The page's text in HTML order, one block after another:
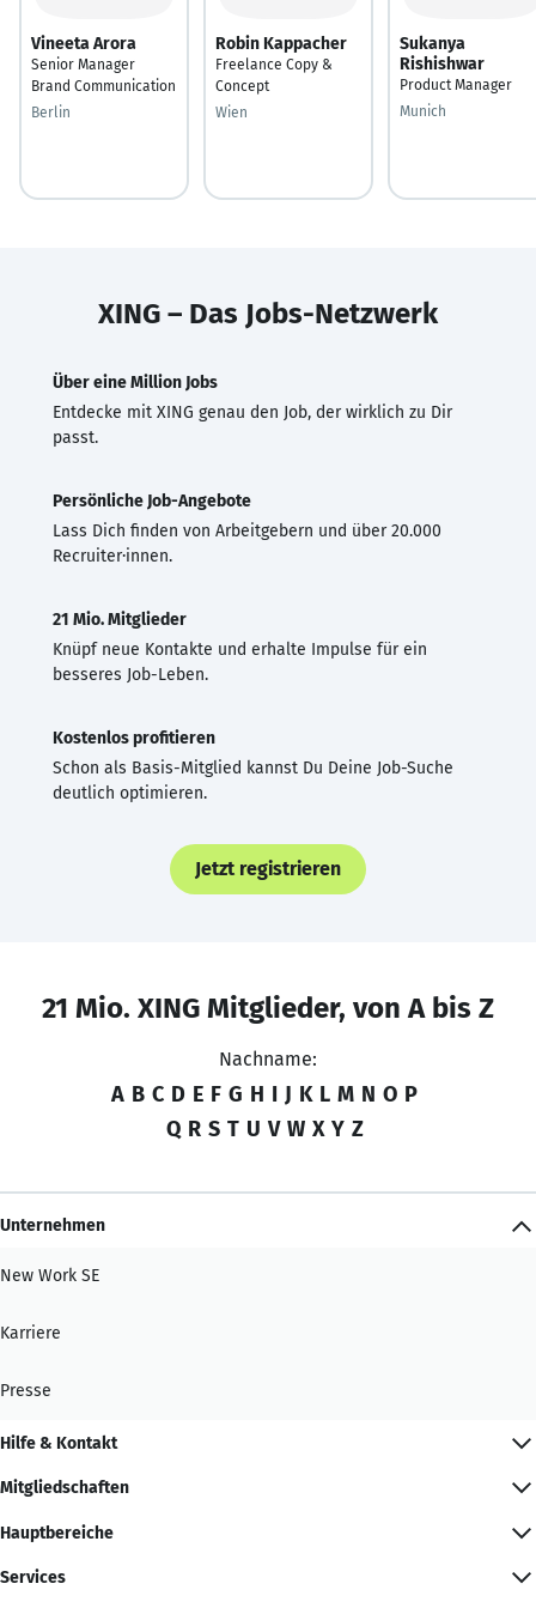
Vineeta Arora
Senior Manager
Brand Communication
Berlin
Robin Kappacher
Freelance Copy &
Concept
Wien
Sukanya
Rishishwar
Product Manager
Munich
XING – Das Jobs-Netzwerk
Über eine Million Jobs
Entdecke mit XING genau den Job, der wirklich zu Dir
passt.
Persönliche Job-Angebote
Lass Dich finden von Arbeitgebern und über 20.000
Recruiter·innen.
21 Mio. Mitglieder
Knüpf neue Kontakte und erhalte Impulse für ein
besseres Job-Leben.
Kostenlos profitieren
Schon als Basis-Mitglied kannst Du Deine Job-Suche
deutlich optimieren.
Jetzt registrieren
21 Mio. XING Mitglieder, von A bis Z
Nachname:
A B C D E F G H I J K L M N O P
Q R S T U V W X Y Z
Unternehmen
New Work SE
Karriere
Presse
Hilfe & Kontakt
Mitgliedschaften
Hauptbereiche
Services